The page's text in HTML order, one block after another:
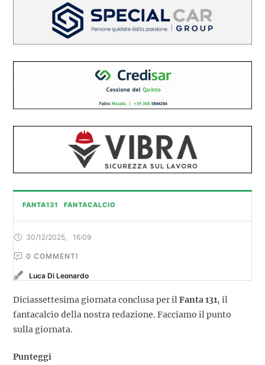
FANTA131 FANTACALCIO
30/12/2025, 16:09
0 COMMENTI
Luca Di Leonardo
Diciassettesima giornata conclusa per ilFanta 131, il
fantacalcio della nostra redazione. Facciamo il punto
sulla giornata.
Punteggi